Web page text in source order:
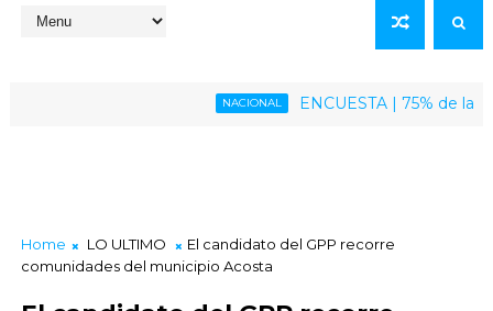
NACIONAL ENCUESTA | 75% de la
Home LO ULTIMO
El candidato del GPP recorre
comunidades del municipio Acosta